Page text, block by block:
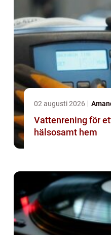
02 augusti 2026
Vattenrening för
hälsosamt hem